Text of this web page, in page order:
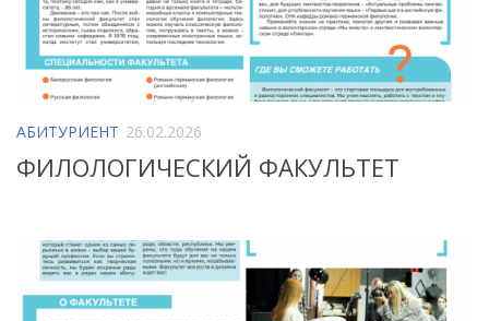
АБИТУРИЕНТ 26.02.2026
ФИЛОЛОГИЧЕСКИЙ ФАКУЛЬТЕТ